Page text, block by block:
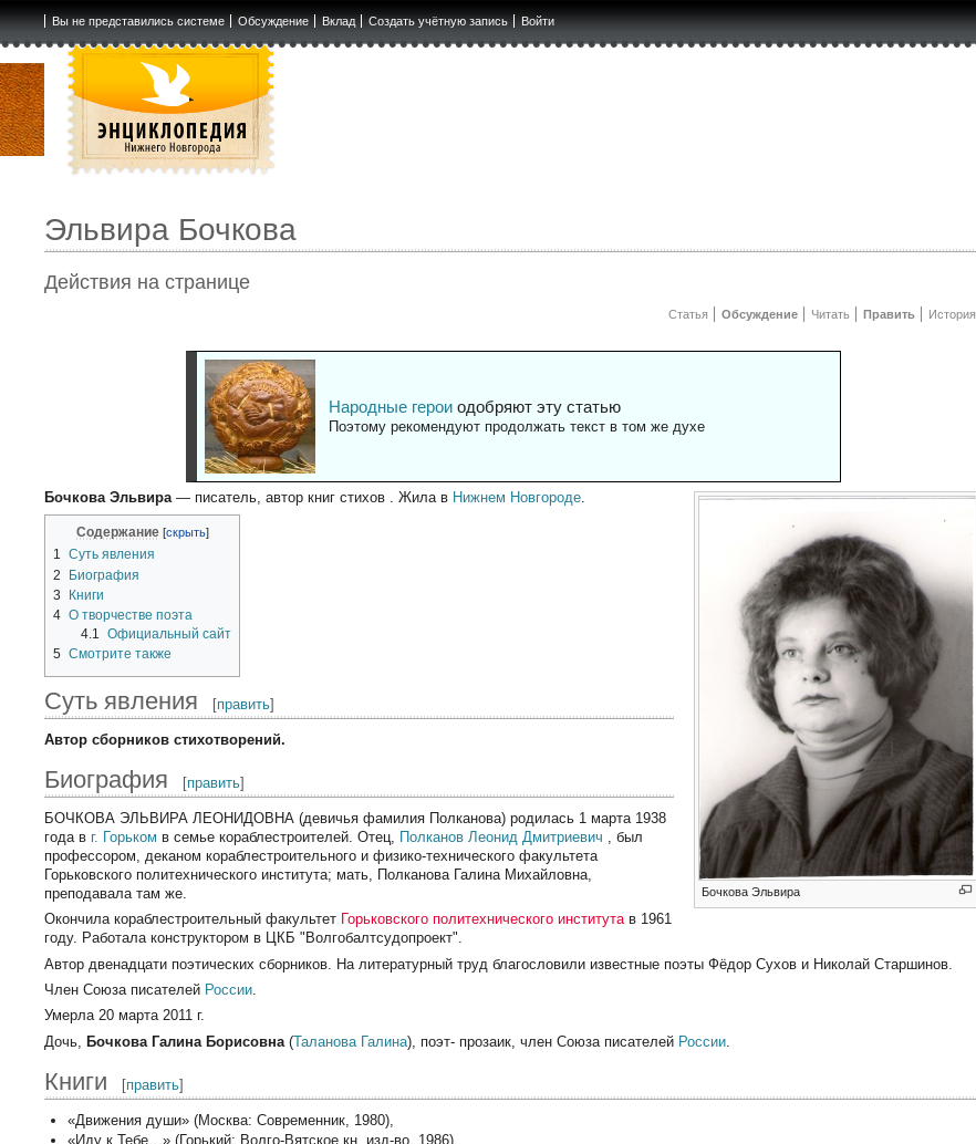
Вы не представились системе Обсуждение Вклад Создать учётную запись Войти
Эльвира Бочкова
Действия на странице
Статья Обсуждение Читать Править История
Народные героиодобряют эту статью
Поэтому рекомендуют продолжать текст в том же духе
Бочкова Эльвира
Бочкова Эльвира— писатель, автор книг стихов . Жила в Нижнем Новгороде.
Содержание
1 Суть явления
2
Биография
3
Книги
4 О творчестве поэта
4.1 Официальный сайт
5 Смотрите также
Суть явления [править]
Автор сборников стихотворений.
Биография [править]
БОЧКОВА ЭЛЬВИРА ЛЕОНИДОВНА (девичья фамилия Полканова) родилась 1 марта 1938
года в г. Горьком в семье кораблестроителей. Отец, Полканов Леонид Дмитриевич , был
профессором, деканом кораблестроительного и физико-технического факультета
Горьковского политехнического института; мать, Полканова Галина Михайловна,
преподавала там же.
Окончила кораблестроительный факультет Горьковского политехнического институтав 1961
году. Работала конструктором в ЦКБ "Волгобалтсудопроект".
Автор двенадцати поэтических сборников. На литературный труд благословили известные поэты Фёдор Сухов и Николай Старшинов.
Член Союза писателей России.
Умерла 20 марта 2011 г.
Дочь,
Бочкова Галина Борисовна (Таланова Галина), поэт- прозаик, член Союза писателей России
Книги [править]
«Движения души» (Москва: Современник, 1980),
«Иду к Тебе…» (Горький: Волго-Вятское кн. изд-во, 1986),